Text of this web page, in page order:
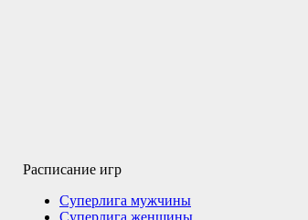
Расписание игр
Суперлига мужчины
Суперлига женщины